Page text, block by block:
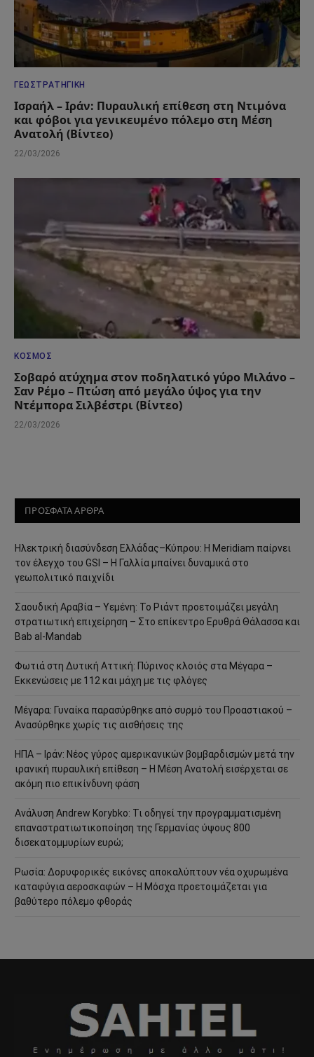
ΓΕΩΣΤΡΑΤΗΓΙΚΉ
Ισραήλ – Ιράν: Πυραυλική επίθεση στη Ντιμόνα
και φόβοι για γενικευμένο πόλεμο στη Μέση
Ανατολή (Βίντεο)
22/03/2026
ΚΌΣΜΟΣ
Σοβαρό ατύχημα στον ποδηλατικό γύρο Μιλάνο –
Σαν Ρέμο – Πτώση από μεγάλο ύψος για την
Ντέμπορα Σιλβέστρι (Βίντεο)
22/03/2026
ΠΡΟΣΦΑΤΑ ΑΡΘΡΑ
Ηλεκτρική διασύνδεση Ελλάδας–Κύπρου: Η Meridiam παίρνει
τον έλεγχο του GSI – Η Γαλλία μπαίνει δυναμικά στο
γεωπολιτικό παιχνίδι
Σαουδική Αραβία – Υεμένη: Το Ριάντ προετοιμάζει μεγάλη
στρατιωτική επιχείρηση – Στο επίκεντρο Ερυθρά Θάλασσα και
Bab al-Mandab
Φωτιά στη Δυτική Αττική: Πύρινος κλοιός στα Μέγαρα –
Εκκενώσεις με 112 και μάχη με τις φλόγες
Μέγαρα: Γυναίκα παρασύρθηκε από συρμό του Προαστιακού –
Ανασύρθηκε χωρίς τις αισθήσεις της
ΗΠΑ – Ιράν: Νέος γύρος αμερικανικών βομβαρδισμών μετά την
ιρανική πυραυλική επίθεση – Η Μέση Ανατολή εισέρχεται σε
ακόμη πιο επικίνδυνη φάση
Ανάλυση Andrew Korybko: Τι οδηγεί την προγραμματισμένη
επαναστρατιωτικοποίηση της Γερμανίας ύψους 800
δισεκατομμυρίων ευρώ;
Ρωσία: Δορυφορικές εικόνες αποκαλύπτουν νέα οχυρωμένα
καταφύγια αεροσκαφών – Η Μόσχα προετοιμάζεται για
βαθύτερο πόλεμο φθοράς